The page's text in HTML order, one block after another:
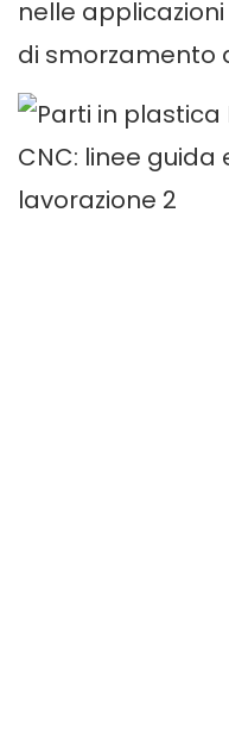
nelle
di smorzamento